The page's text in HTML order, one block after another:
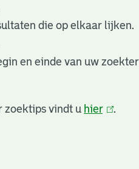
die op elkaar lijken.
en einde van uw
zoektips vindt u hier(link
.